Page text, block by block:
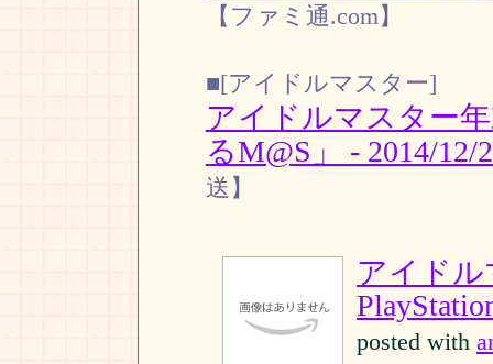
【ファミ通.com】
■[アイドルマスター]
アイドルマスター
るM@S」 - 2014/12/
送】
アイド
posted with